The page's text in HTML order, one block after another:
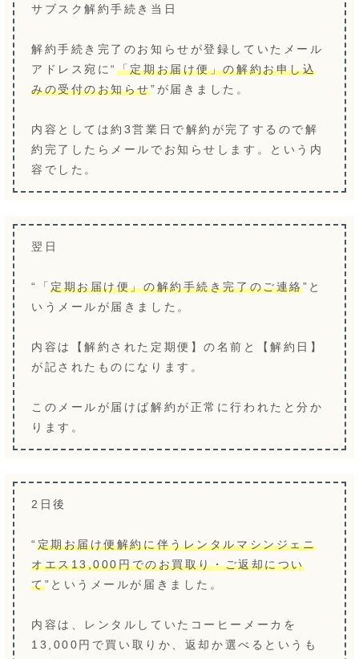
サブスク解約手続き当日
解約手続き完了のお知らせが登録していたメール
アドレス宛に“ 「定期お届け便」の解約お申し込
みの受付のお知らせ”が届きました。
内容としては約3営業日で解約が完了するので解
約完了したらメールでお知らせします。という内
容でした。
翌日
“「定期お届け便」の解約手続き完了のご連絡”と
いうメールが届きました。
内容は【解約された定期便】の名前と【解約日】
が記されたものになります。
このメールが届けば解約が正常に行われたと分か
ります。
2日後
“ 定期お届け便解約に伴うレンタルマシンジェニ
オエス13,000円でのお買取り・ご返却につい
て”というメールが届きました。
内容は、レンタルしていたコーヒーメーカを
13,000円で買い取りか、返却か選べるというも